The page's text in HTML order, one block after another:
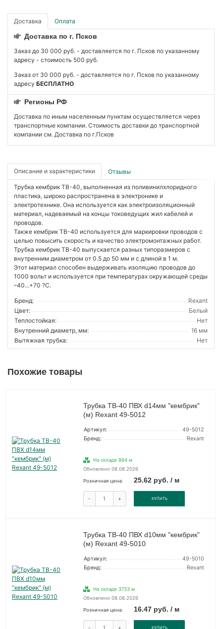
Доставка Оплата
Доставка по г. Псков
Заказ до 30 000 руб. - доставляется по г. Псков по указанному
адресу - стоимость 500 руб.
Заказ от 30 000 руб. - доставляется по г. Псков по указанному
адресу БЕСПЛАТНО
Регионы РФ
Доставка по иным населенным пунктам осуществляется через
транспортные компании. Стоимость доставки до транспортной
компании см. Доставка по г.Псков
Описание и характеристики Отзывы
Трубка кембрик ТВ-40, выполненная из поливинилхлоридного
пластика, широко распространена в электронике и
электротехнике. Она используется как электроизоляционный
материал, надеваемый на концы токоведущих жил кабелей и
проводов.
Также кембрик ТВ-40 используется для маркировки проводов с
целью повысить скорость и качество электромонтажных работ.
Трубка кембрик ТВ-40 выпускается разных типоразмеров с
внутренним диаметром от 0.5 до 50 мм и с длиной в 1 м.
Этот материал способен выдерживать изоляцию проводов до
1000 вольт и используется при температурах окружающей среды
–40...+70 ?С.
Бренд:
Rexant
Цвет:
Белый
Теплостойкая:
Нет
Внутренний диаметр, мм:
16 мм
Вытяжная трубка:
Нет
Похожие товары
Трубка ТВ-40 ПВХ d14мм "кембрик"
(м) Rexant 49-5012
Артикул:
49-5012
Бренд:
Rexant
На складе 864 м
Обновлено 08.08.2026
Розничная цена: 25.62 руб. / м
- + КУПИТЬ
Трубка ТВ-40 ПВХ d10мм "кембрик"
(м) Rexant 49-5010
Артикул:
49-5010
Бренд:
Rexant
На складе 3733 м
Обновлено 08.08.2026
Розничная цена: 16.47 руб. / м
- + КУПИТЬ